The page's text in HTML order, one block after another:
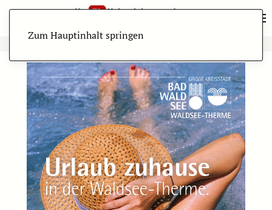
Zum Hauptinhalt springen